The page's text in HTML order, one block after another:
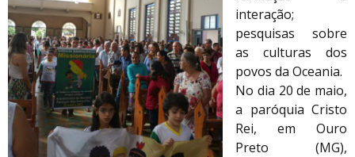
interação;
pesquisas sobre
as culturas dos
povos da Oceania.
No dia 20 de maio,
a paróquia Cristo
Rei, em Ouro
Preto (MG),